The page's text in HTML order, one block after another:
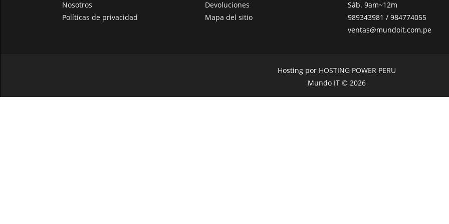
Nosotros
Políticas de privacidad
Devoluciones
Mapa del sitio
Sáb. 9am~12m
989343981 / 984774055
ventas@mundoit.com.pe
Hosting por HOSTING POWER PERU
Mundo IT © 2026